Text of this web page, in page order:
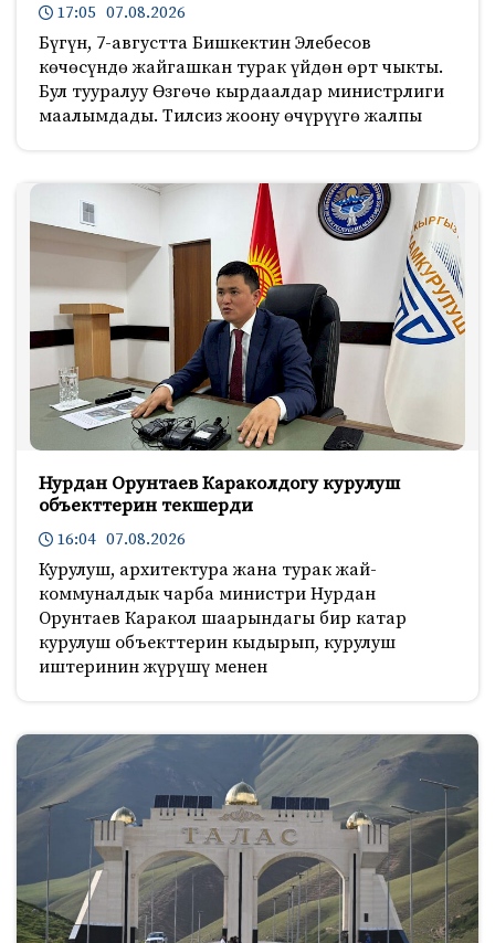
17:05 07.08.2026
Бүгүн, 7-августта Бишкектин Элебесов
көчөсүндө жайгашкан турак үйдөн өрт чыкты.
Бул тууралуу Өзгөчө кырдаалдар министрлиги
маалымдады. Тилсиз жоону өчүрүүгө жалпы
Нурдан Орунтаев Караколдогу курулуш
объекттерин текшерди
16:04 07.08.2026
Курулуш, архитектура жана турак жай-
коммуналдык чарба министри Нурдан
Орунтаев Каракол шаарындагы бир катар
курулуш объекттерин кыдырып, курулуш
иштеринин жүрүшү менен